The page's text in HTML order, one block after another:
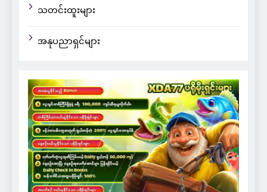
သတင်းထူးများ
အနုပညာရှင်များ